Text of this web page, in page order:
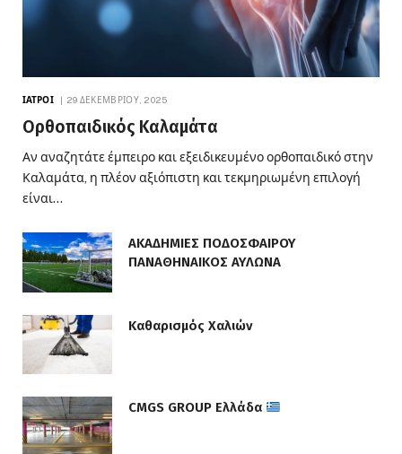
ΙΑΤΡΟΊ 29 ΔΕΚΕΜΒΡΊΟΥ, 2025
Ορθοπαιδικός Καλαμάτα
Αν αναζητάτε έμπειρο και εξειδικευμένο ορθοπαιδικό στην
Καλαμάτα, η πλέον αξιόπιστη και τεκμηριωμένη επιλογή
είναι…
ΑΚΑΔΗΜΙΕΣ ΠΟΔΟΣΦΑΙΡΟΥ
ΠΑΝΑΘΗΝΑΙΚΟΣ ΑΥΛΩΝΑ
Καθαρισμός Χαλιών
CMGS GROUP Ελλάδα